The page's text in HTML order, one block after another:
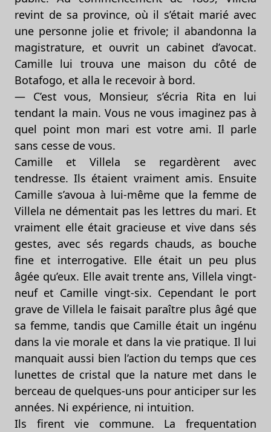
revint de sa province, où il s’était marié avec
une personne jolie et frivole; il abandonna la
magistrature, et ouvrit un cabinet d’avocat.
Camille lui trouva une maison du côté de
Botafogo, et alla le recevoir à bord.
— C’est vous, Monsieur, s’écria Rita en lui
tendant la main. Vous ne vous imaginez pas à
quel point mon mari est votre ami. Il parle
sans cesse de vous.
Camille et Villela se regardèrent avec
tendresse. Ils étaient vraiment amis. Ensuite
Camille s’avoua à lui-même que la femme de
Villela ne démentait pas les lettres du mari. Et
vraiment elle était gracieuse et vive dans sés
gestes, avec sés regards chauds, as bouche
fine et interrogative. Elle était un peu plus
âgée qu’eux. Elle avait trente ans, Villela vingt-
neuf et Camille vingt-six. Cependant le port
grave de Villela le faisait paraître plus âgé que
sa femme, tandis que Camille était un ingénu
dans la vie morale et dans la vie pratique. Il lui
manquait aussi bien l’action du temps que ces
lunettes de cristal que la nature met dans le
berceau de quelques-uns pour anticiper sur les
années. Ni expérience, ni intuition.
Ils firent vie commune. La frequentation